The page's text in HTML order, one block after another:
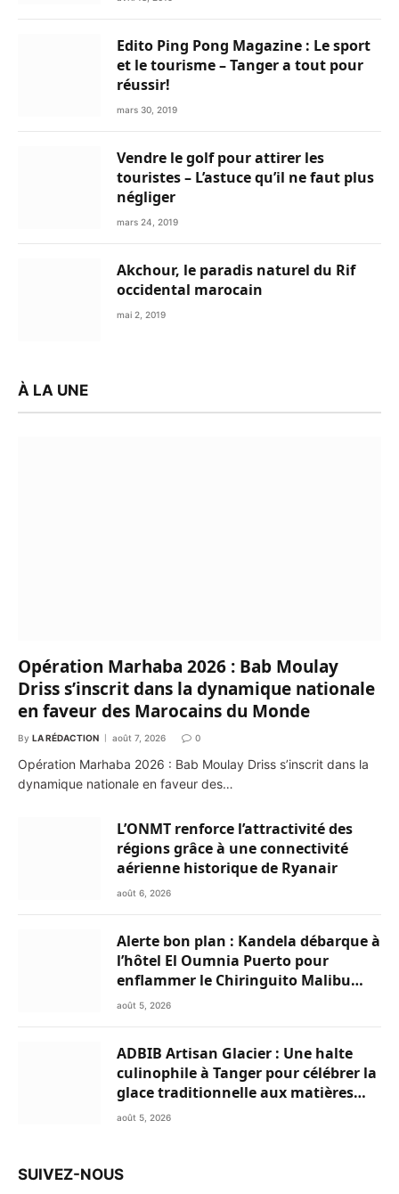
Edito Ping Pong Magazine : Le sport
et le tourisme – Tanger a tout pour
réussir!
mars 30, 2019
Vendre le golf pour attirer les
touristes – L’astuce qu’il ne faut plus
négliger
mars 24, 2019
Akchour, le paradis naturel du Rif
occidental marocain
mai 2, 2019
À LA UNE
Opération Marhaba 2026 : Bab Moulay
Driss s’inscrit dans la dynamique nationale
en faveur des Marocains du Monde
By LA RÉDACTION août 7, 2026 0
Opération Marhaba 2026 : Bab Moulay Driss s’inscrit dans la
dynamique nationale en faveur des…
L’ONMT renforce l’attractivité des
régions grâce à une connectivité
aérienne historique de Ryanair
août 6, 2026
Alerte bon plan : Kandela débarque à
l’hôtel El Oumnia Puerto pour
enflammer le Chiringuito Malibu
Club
août 5, 2026
ADBIB Artisan Glacier : Une halte
culinophile à Tanger pour célébrer la
glace traditionnelle aux matières
premières de choix
août 5, 2026
SUIVEZ-NOUS